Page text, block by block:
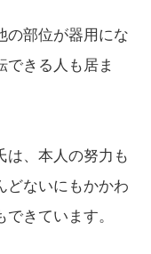
の部位が器用にな
できる人も居ま
は、本人の努力も
どないにもかかわ
きています。